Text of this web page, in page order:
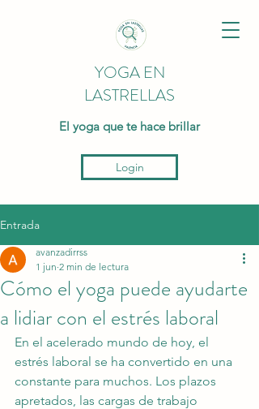
YOGA EN
LASTRELLAS
El yoga que te hace brillar
Login
Entrada
Cómo el yoga puede ayudarte
a lidiar con el estrés laboral
avanzadirrss
1 jun 2 min de lectura
En el acelerado mundo de hoy, el
estrés laboral se ha convertido en una
constante para muchos. Los plazos
apretados, las cargas de trabajo